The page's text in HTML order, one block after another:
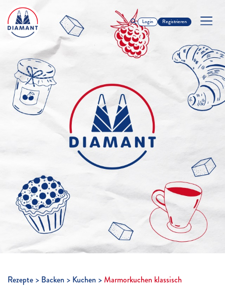
Login Registrieren
Rezepte Backen Kuchen Marmorkuchen klassisch